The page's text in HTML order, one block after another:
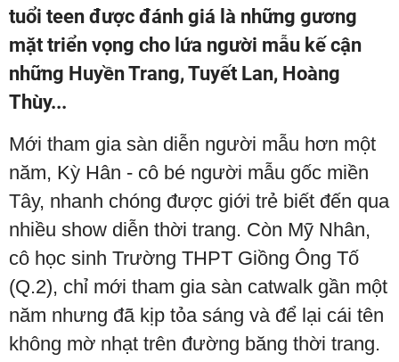
tuổi teen được đánh giá là những gương
mặt triển vọng cho lứa người mẫu kế cận
những Huyền Trang, Tuyết Lan, Hoàng
Thùy...
Mới tham gia sàn diễn người mẫu hơn một
năm, Kỳ Hân - cô bé người mẫu gốc miền
Tây, nhanh chóng được giới trẻ biết đến qua
nhiều show diễn thời trang. Còn Mỹ Nhân,
cô học sinh Trường THPT Giồng Ông Tố
(Q.2), chỉ mới tham gia sàn catwalk gần một
năm nhưng đã kịp tỏa sáng và để lại cái tên
không mờ nhạt trên đường băng thời trang.